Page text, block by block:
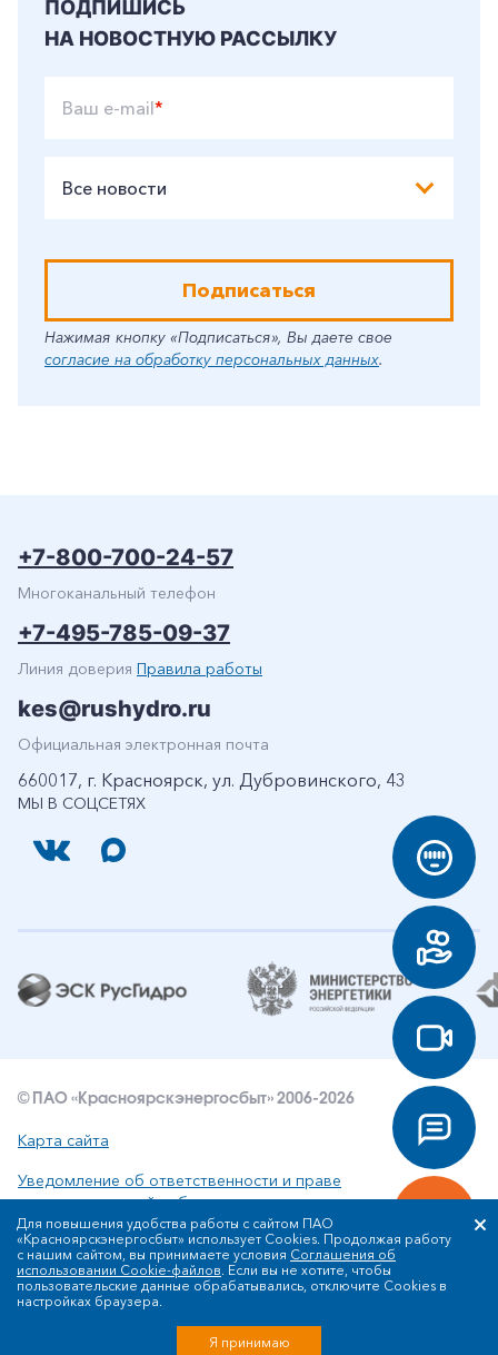
ПОДПИШИСЬ
НА НОВОСТНУЮ РАССЫЛКУ
Ваш e-mail*
Все новости
Подписаться
Нажимая кнопку «Подписаться», Вы даете свое
согласие на обработку персональных данных.
МЫ В СОЦСЕТЯХ
+7-800-700-24-57
Многоканальный телефон
+7-495-785-09-37
Линия доверия Правила работы
kes@rushydro.ru
Официальная электронная почта
660017, г. Красноярск, ул. Дубровинского, 43
© ПАО «Красноярскэнергосбыт» 2006-2026
Карта сайта
Уведомление об ответственности и праве
интеллектуальной собственности
Политика ПАО «Красноярскэнергосбыт» в отношении
обработки персональных данных
Для повышения удобства работы с сайтом ПАО
«Красноярскэнергосбыт» использует Cookies. Продолжая работу
с нашим сайтом, вы принимаете условия Соглашения об
использовании Cookie-файлов. Если вы не хотите, чтобы
пользовательские данные обрабатывались, отключите Cookies в
настройках браузера.
Я принимаю